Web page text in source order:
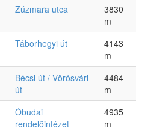
Zúzmara utca
3830
m
Táborhegyi út
4143
m
Bécsi út / Vörösvári
út
4484
m
Óbudai
rendelőintézet
4935
m